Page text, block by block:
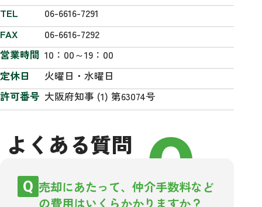
TEL
06-6616-7291
FAX
06-6616-7292
営業時間 10：00～19：00
定休日
火曜日・水曜日
許可番号 大阪府知事 (1) 第63074号
よくある質問
FAQ
売却にあたって、仲介手数料など
の費用はいくらかかりますか？